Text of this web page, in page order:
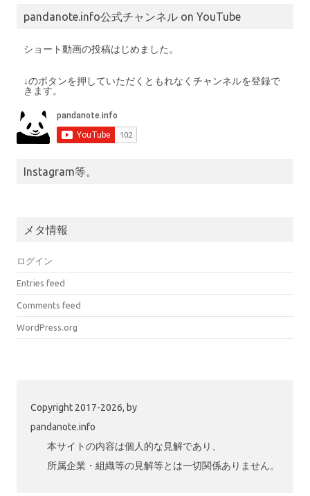
pandanote.info公式チャンネル on YouTube
ショート動画の投稿はじめました。
↓のボタンを押していただくともれなくチャンネルを登録で
きます。
Instagram等。
メタ情報
ログイン
Entries feed
Comments feed
WordPress.org
Copyright 2017-2026, by
pandanote.info
本サイトの内容は個人的な見解であり、
所属企業・組織等の見解等とは一切関係ありません。